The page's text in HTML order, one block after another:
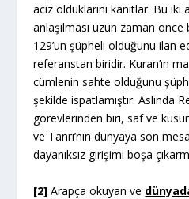
aciz olduklarını kanıtlar. Bu
anlaşılması uzun zaman
129’un şüpheli olduğunu ilan
referanstan biridir. Kuran’ın
cümlenin sahte olduğunu
şekilde ispatlamıştır. Aslında
görevlerinden biri, saf ve
ve Tanrı’nın dünyaya son
dayanıksız girişimi boşa
[2] Arapça okuyan ve